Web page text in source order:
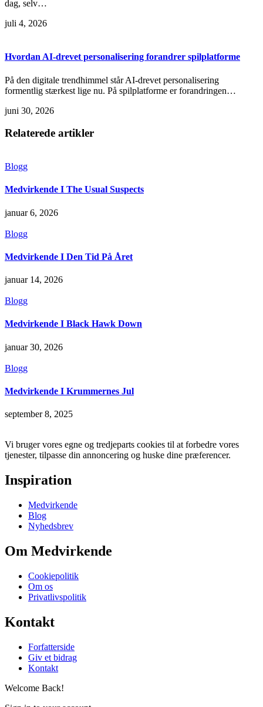
dag, selv…
juli 4, 2026
Hvordan AI-drevet personalisering forandrer spilplatforme
På den digitale trendhimmel står AI-drevet personalisering
formentlig stærkest lige nu. På spilplatforme er forandringen…
juni 30, 2026
Relaterede artikler
Blogg
Medvirkende I The Usual Suspects
januar 6, 2026
Blogg
Medvirkende I Den Tid På Året
januar 14, 2026
Blogg
Medvirkende I Black Hawk Down
januar 30, 2026
Blogg
Medvirkende I Krummernes Jul
september 8, 2025
Vi bruger vores egne og tredjeparts cookies til at forbedre vores
tjenester, tilpasse din annoncering og huske dine præferencer.
Inspiration
Medvirkende
Blog
Nyhedsbrev
Om Medvirkende
Cookiepolitik
Om os
Privatlivspolitik
Kontakt
Forfatterside
Giv et bidrag
Kontakt
Welcome Back!